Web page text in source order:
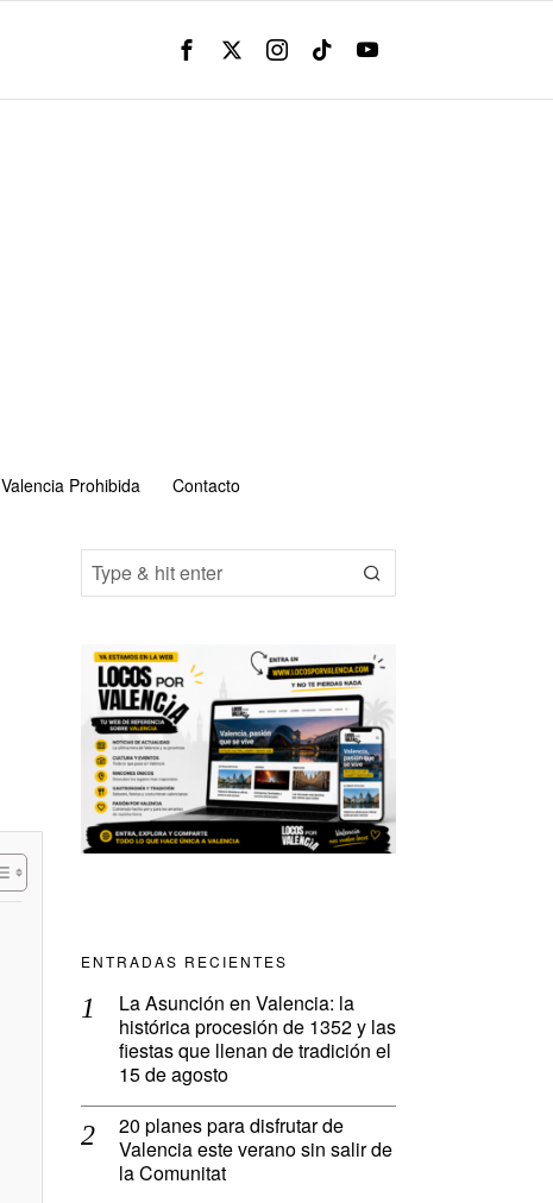
Valencia Prohibida Contacto
ENTRADAS RECIENTES
La Asunción en Valencia: la
histórica procesión de 1352 y las
fiestas que llenan de tradición el
15 de agosto
20 planes para disfrutar de
Valencia este verano sin salir de
la Comunitat